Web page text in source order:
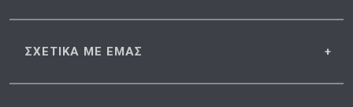
ΣΧΕΤΙΚΑ ΜΕ ΕΜΑΣ